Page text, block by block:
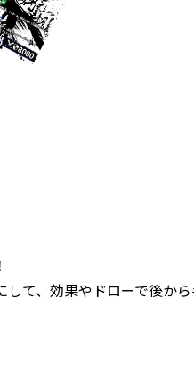
て、効果やドローで後か